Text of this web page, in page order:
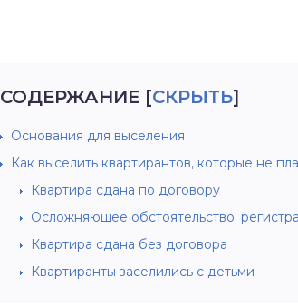
СОДЕРЖАНИЕ [СКРЫТЬ]
Основания для выселения
Как выселить квартирантов, которые не
Квартира сдана по договору
Осложняющее обстоятельство:
Квартира сдана без договора
Квартиранты заселились с детьми